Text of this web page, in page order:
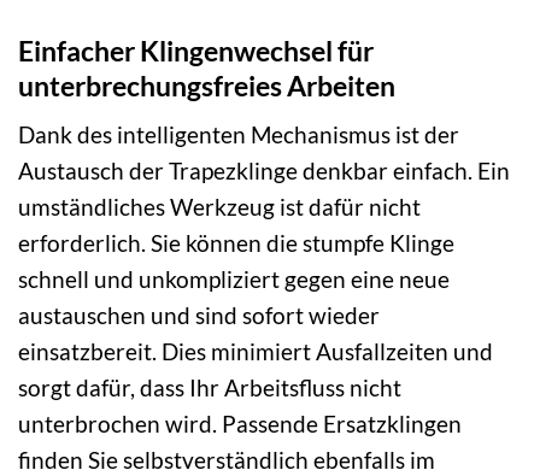
Einfacher Klingenwechsel für
unterbrechungsfreies Arbeiten
Dank des intelligenten Mechanismus ist der
Austausch der Trapezklinge denkbar einfach. Ein
umständliches Werkzeug ist dafür nicht
erforderlich. Sie können die stumpfe Klinge
schnell und unkompliziert gegen eine neue
austauschen und sind sofort wieder
einsatzbereit. Dies minimiert Ausfallzeiten und
sorgt dafür, dass Ihr Arbeitsfluss nicht
unterbrochen wird. Passende Ersatzklingen
finden Sie selbstverständlich ebenfalls im